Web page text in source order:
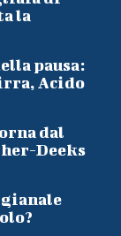
la
pausa:
Acido
dal
Deeks